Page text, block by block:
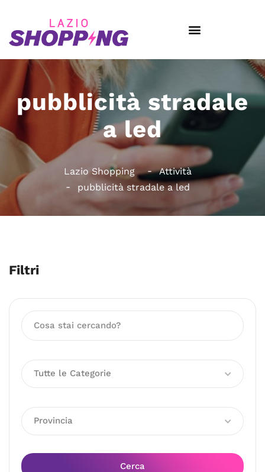
pubblicità stradale
a led
Lazio Shopping
Attività
pubblicità stradale a led
Filtri
Tutte le Categorie
Provincia
Cerca